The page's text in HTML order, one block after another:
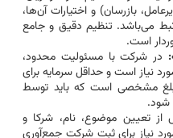
بازرسان) و اختیارات آن‌ها،
می‌باشد. تنظیم دقیق و جامع
است.
در شرکت با مسئولیت محدود،
نیاز است و حداقل سرمایه برای
مشخصی است که باید توسط
شود.
تعیین موضوع، نام، شرکا و
نیاز برای ثبت شرکت جمع‌آوری